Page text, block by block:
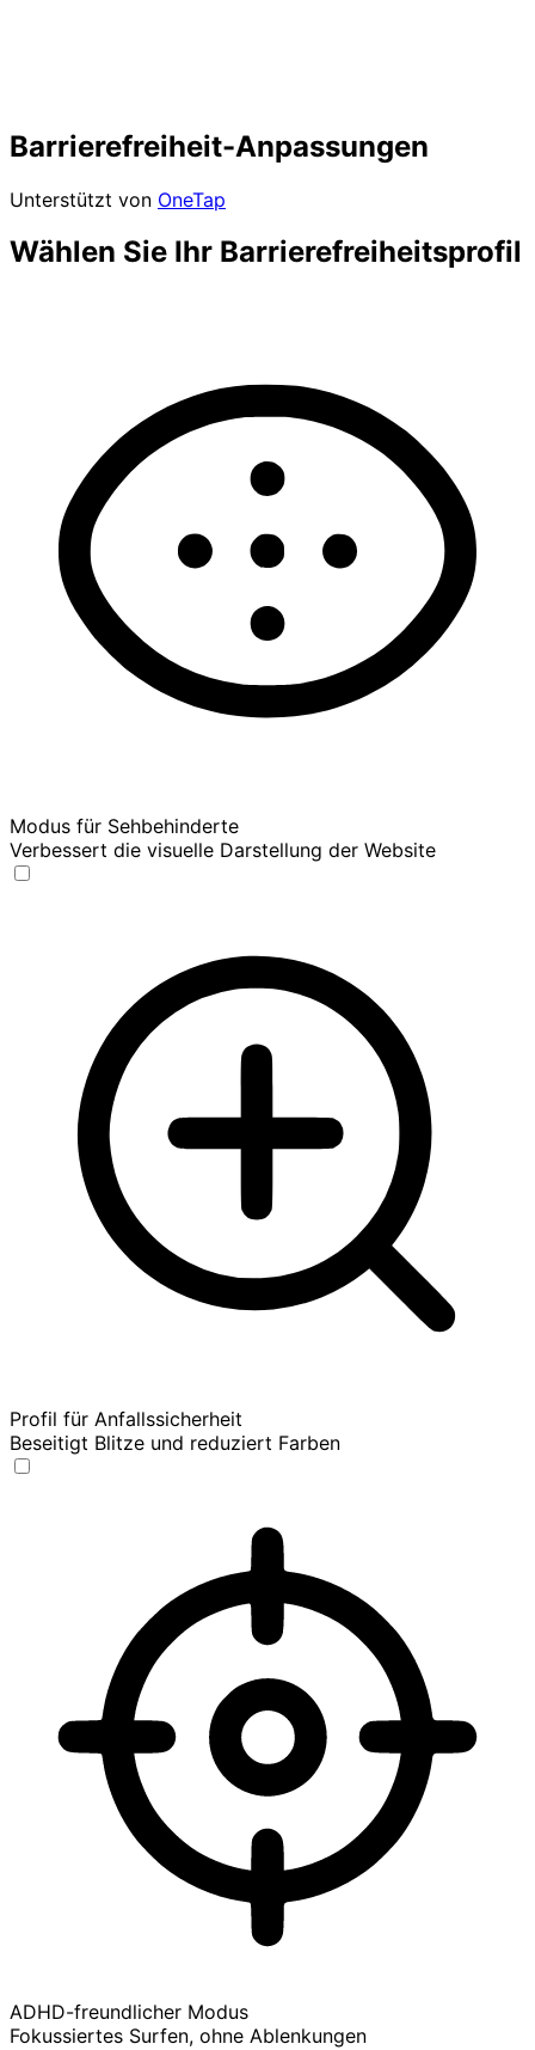
Barrierefreiheit-Anpassungen
Unterstützt von OneTap
Wählen Sie Ihr Barrierefreiheitsprofil
Modus für Sehbehinderte
Verbessert die visuelle Darstellung der Website
Profil für Anfallssicherheit
Beseitigt Blitze und reduziert Farben
ADHD-freundlicher Modus
Fokussiertes Surfen, ohne Ablenkungen